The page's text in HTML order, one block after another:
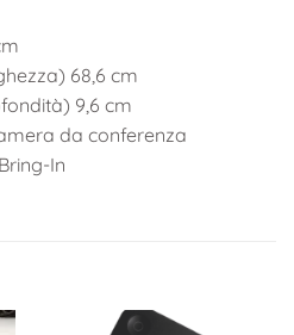
68,6 cm
9,6 cm
da conferenza
In